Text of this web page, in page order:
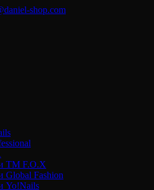
shop.com
ТМ F.O.X
Global Fashion
Yo!Nails